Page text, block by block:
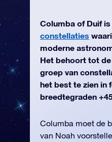
Columba of Duif is
constellaties
moderne
Het behoort tot de
groep van
het best te zien in
breedtegraden
Columba moet de
van Noah